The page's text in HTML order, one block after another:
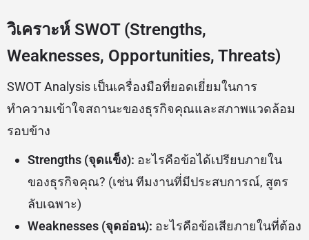
วิเคราะห์ SWOT (Strengths,
Weaknesses, Opportunities, Threats)
SWOT Analysis เป็นเครื่องมือที่ยอดเยี่ยมในการ
ทำความเข้าใจสถานะของธุรกิจคุณและสภาพแวดล้อม
รอบข้าง
Strengths (จุดแข็ง): อะไรคือข้อได้เปรียบภายใน
ของธุรกิจคุณ? (เช่น ทีมงานที่มีประสบการณ์, สูตร
ลับเฉพาะ)
Weaknesses (จุดอ่อน): อะไรคือข้อเสียภายในที่ต้อง